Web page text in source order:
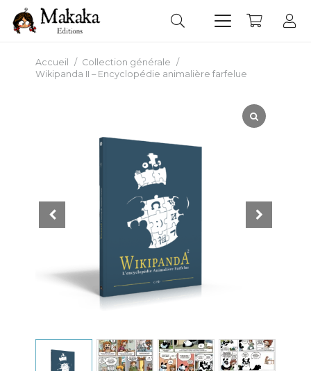
Accueil / Collection générale /
Wikipanda II – Encyclopédie animalière farfelue